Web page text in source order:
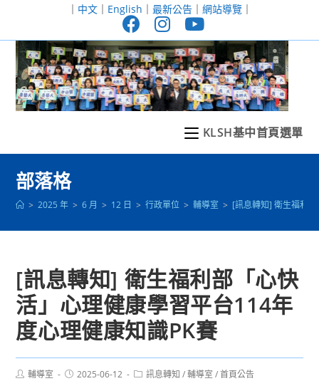
至
｜ 中文｜ English ｜ 最新公告｜ 網站導覽｜
KLSH基中首頁選單
部落格
> 2025 年 > 6 月 > 12 日 > 行政單位 > 輔導室 > [訊息轉知] 衛生福利
[訊息轉知] 衛生福利部「心快
活」心理健康學習平台114年
度心理健康知識PK賽
Post輔導室
Post2025-06-12
Post訊息轉知 / 輔導室 / 首頁公告